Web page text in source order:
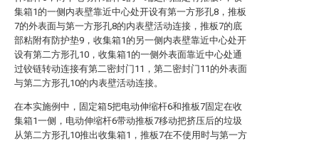
集箱1的一侧内表壁靠近中心处开设有第一方形孔8，推板
7的外表面与第一方形孔8的内表壁活动连接，推板7的底
部粘附有防护垫9，收集箱1的另一侧内表壁靠近中心处开
设有第二方形孔10，收集箱1的一侧外表面靠近中心处通
过铰链转动连接有第二密封门11，第二密封门11的外表面
与第二方形孔10的内表壁活动连接。
在本实施例中，固定箱5把电动伸缩杆6和推板7固定在收
集箱1一侧，电动伸缩杆6带动推板7移动把挤压后的垃圾
从第二方形孔10推出收集箱1，推板7在不使用时与第一方